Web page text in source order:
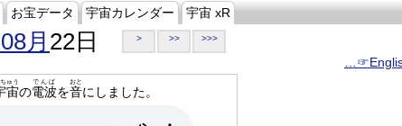
お宝データ 宇宙カレンダー 宇宙 xR
月 22日 > >> >>>
宙
ゅう
の電波
でんぱ
を音
おと
にしました。